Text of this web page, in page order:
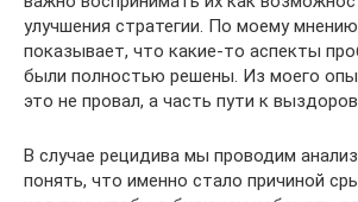
улучшения стратегии. По моему
показывает, что какие-то аспекты
были полностью решены. Из моего
это не провал, а часть пути к
В случае рецидива мы проводим
понять, что именно стало причиной